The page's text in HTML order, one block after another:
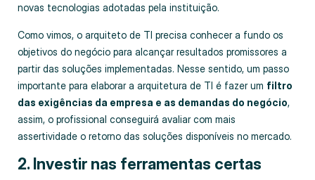
novas tecnologias adotadas pela instituição.
Como vimos, o arquiteto de TI precisa conhecer a fundo os
objetivos do negócio para alcançar resultados promissores a
partir das soluções implementadas. Nesse sentido, um passo
importante para elaborar a arquitetura de TI é fazer um filtro
das exigências da empresa e as demandas do negócio,
assim, o profissional conseguirá avaliar com mais
assertividade o retorno das soluções disponíveis no mercado.
2. Investir nas ferramentas certas